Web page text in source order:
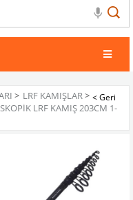
> LRF KAMIŞLAR>
LRF KAMIŞ 203CM 1-